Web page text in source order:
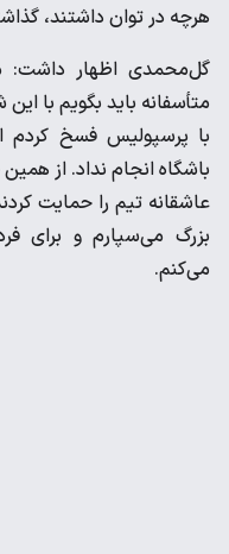
هرچه در توان داشتند،
گل‌محمدی اظهار داشت:
با پرسپولیس فسخ کردم
باشگاه انجام نداد. از
عاشقانه تیم را حمایت
بزرگ می‌سپارم و برای
می‌کنم.